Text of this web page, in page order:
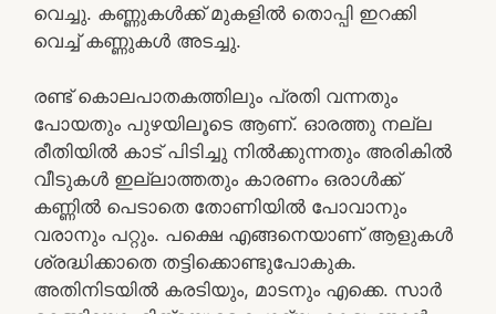
വെച്ചു. കണ്ണുകൾക്ക്‌ മുകളിൽ തൊപ്പി ഇറക്കി
വെച്ച് കണ്ണുകൾ അടച്ചു.
രണ്ട് കൊലപാതകത്തിലും പ്രതി വന്നതും
പോയതും പുഴയിലൂടെ ആണ്. ഓരത്തു നല്ല
രീതിയിൽ കാട് പിടിച്ചു നിൽക്കുന്നതും അരികിൽ
വീടുകൾ ഇല്ലാത്തതും കാരണം ഒരാൾക്ക്
കണ്ണിൽ പെടാതെ തോണിയിൽ പോവാനും
വരാനും പറ്റും. പക്ഷെ എങ്ങനെയാണ് ആളുകൾ
ശ്രദ്ധിക്കാതെ തട്ടിക്കൊണ്ടുപോകുക.
അതിനിടയിൽ കരടിയും, മാടനും എക്കെ. സാർ